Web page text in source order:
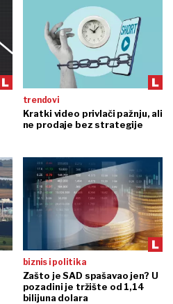
trendovi
Kratki video privlači pažnju, ali
ne prodaje bez strategije
biznis i politika
Zašto je SAD spašavao jen? U
pozadini je tržište od 1,14
bilijuna dolara